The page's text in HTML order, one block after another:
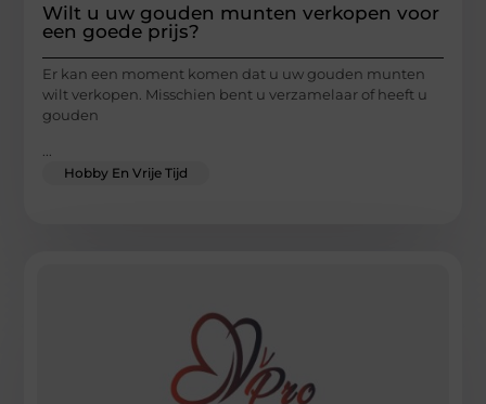
Wilt u uw gouden munten verkopen voor
een goede prijs?
Er kan een moment komen dat u uw gouden munten
wilt verkopen. Misschien bent u verzamelaar of heeft u
gouden
Hobby En Vrije Tijd